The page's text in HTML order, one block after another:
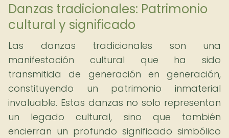
Danzas tradicionales: Patrimonio
cultural y significado
Las danzas tradicionales son una
manifestación cultural que ha sido
transmitida de generación en generación,
constituyendo un patrimonio inmaterial
invaluable. Estas danzas no solo representan
un legado cultural, sino que también
encierran un profundo significado simbólico